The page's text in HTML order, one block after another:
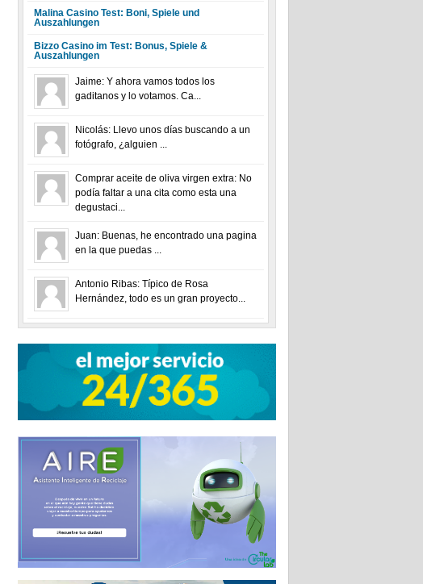
Malina Casino Test: Boni, Spiele und
Auszahlungen
Bizzo Casino im Test: Bonus, Spiele &
Auszahlungen
Jaime: Y ahora vamos todos los
gaditanos y lo votamos. Ca...
Nicolás: Llevo unos días buscando a un
fotógrafo, ¿alguien ...
Comprar aceite de oliva virgen extra: No
podía faltar a una cita como esta una
degustaci...
Juan: Buenas, he encontrado una pagina
en la que puedas ...
Antonio Ribas: Típico de Rosa
Hernández, todo es un gran proyecto...